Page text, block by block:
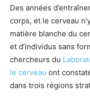
Des années
corps, et le cerveau
matière blanche du
et d’individus sans
chercheurs du
le cerveau ont
dans trois régions